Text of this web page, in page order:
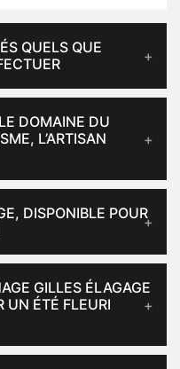
QUELS QUE
DOMAINE DU
L’ARTISAN
DISPONIBLE POUR
GILLES ÉLAGAGE
UN ÉTÉ FLEURI